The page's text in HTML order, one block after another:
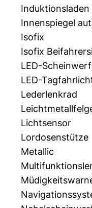
Innenspiegel
Isofix
Isofix
LED-
LED-
Lederlenkrad
Lichtsensor
Lordosenstütze
Metallic